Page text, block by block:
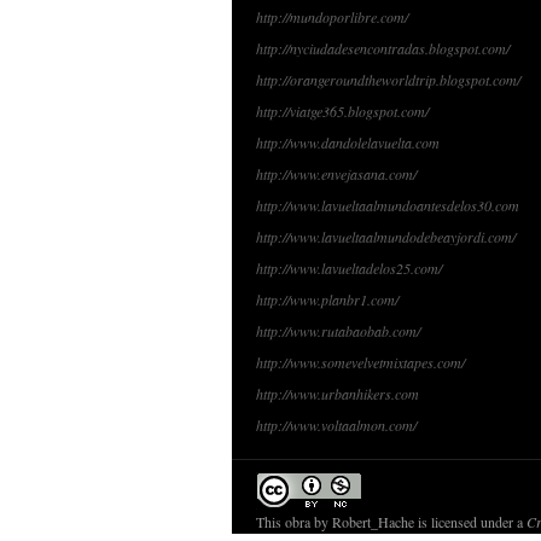
http://mundoporlibre.com/
http://nyciudadesencontradas.blogspot.com/
http://orangeroundtheworldtrip.blogspot.com/
http://viatge365.blogspot.com/
http://www.dandolelavuelta.com
http://www.envejasana.com/
http://www.lavueltaalmundoantesdelos30.com
http://www.lavueltaalmundodebeayjordi.com/
http://www.lavueltadelos25.com/
http://www.planbr1.com/
http://www.rutabaobab.com/
http://www.somevelvetmixtapes.com/
http://www.urbanhikers.com
http://www.voltaalmon.com/
This obra byRobert_Hacheis licensed under a